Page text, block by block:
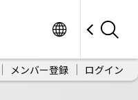
メンバー登録 ログイン